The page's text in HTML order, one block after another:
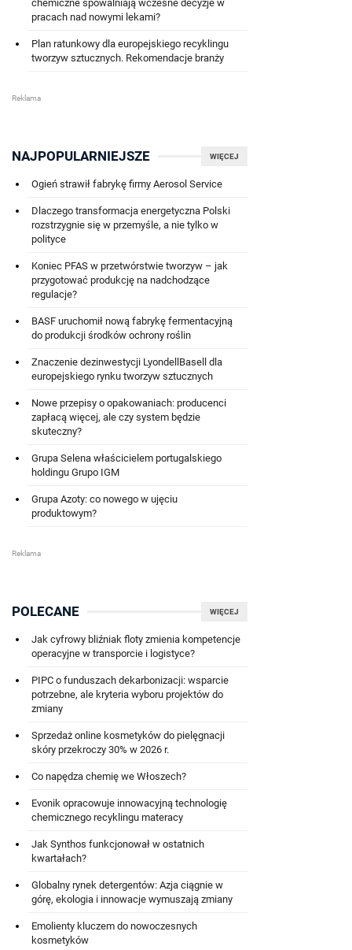
chemiczne spowalniają wczesne decyzje w
pracach nad nowymi lekami?
Plan ratunkowy dla europejskiego recyklingu
tworzyw sztucznych. Rekomendacje branży
WIĘCEJ
NAJPOPULARNIEJSZE
Ogień strawił fabrykę firmy Aerosol Service
Dlaczego transformacja energetyczna Polski
rozstrzygnie się w przemyśle, a nie tylko w
polityce
Koniec PFAS w przetwórstwie tworzyw – jak
przygotować produkcję na nadchodzące
regulacje?
BASF uruchomił nową fabrykę fermentacyjną
do produkcji środków ochrony roślin
Znaczenie dezinwestycji LyondellBasell dla
europejskiego rynku tworzyw sztucznych
Nowe przepisy o opakowaniach: producenci
zapłacą więcej, ale czy system będzie
skuteczny?
Grupa Selena właścicielem portugalskiego
holdingu Grupo IGM
Grupa Azoty: co nowego w ujęciu
produktowym?
WIĘCEJ
POLECANE
Jak cyfrowy bliźniak floty zmienia kompetencje
operacyjne w transporcie i logistyce?
PIPC o funduszach dekarbonizacji: wsparcie
potrzebne, ale kryteria wyboru projektów do
zmiany
Sprzedaż online kosmetyków do pielęgnacji
skóry przekroczy 30% w 2026 r.
Co napędza chemię we Włoszech?
Evonik opracowuje innowacyjną technologię
chemicznego recyklingu materacy
Jak Synthos funkcjonował w ostatnich
kwartałach?
Globalny rynek detergentów: Azja ciągnie w
górę, ekologia i innowacje wymuszają zmiany
Emolienty kluczem do nowoczesnych
kosmetyków